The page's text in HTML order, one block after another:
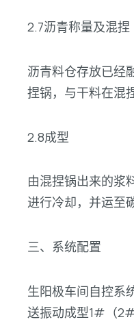
2.7沥青称量及混捏
沥青料仓存放已经
捏锅，与干料在混
2.8成型
由混捏锅出来的浆
进行冷却，并运至
三、系统配置
生阳极车间自控系
送振动成型1#（